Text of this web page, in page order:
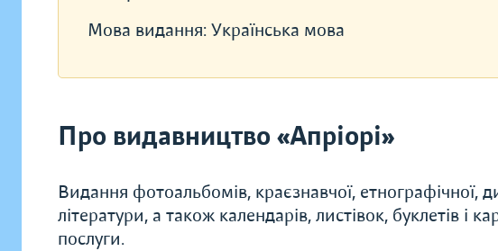
Мова видання: Українська мова
Про видавництво «Апріорі»
Видання фотоальбомів, краєзнавчої, етнографічної,
літератури, а також календарів, листівок, буклетів і
послуги.